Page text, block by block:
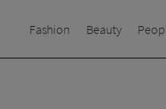
Fashion Beauty